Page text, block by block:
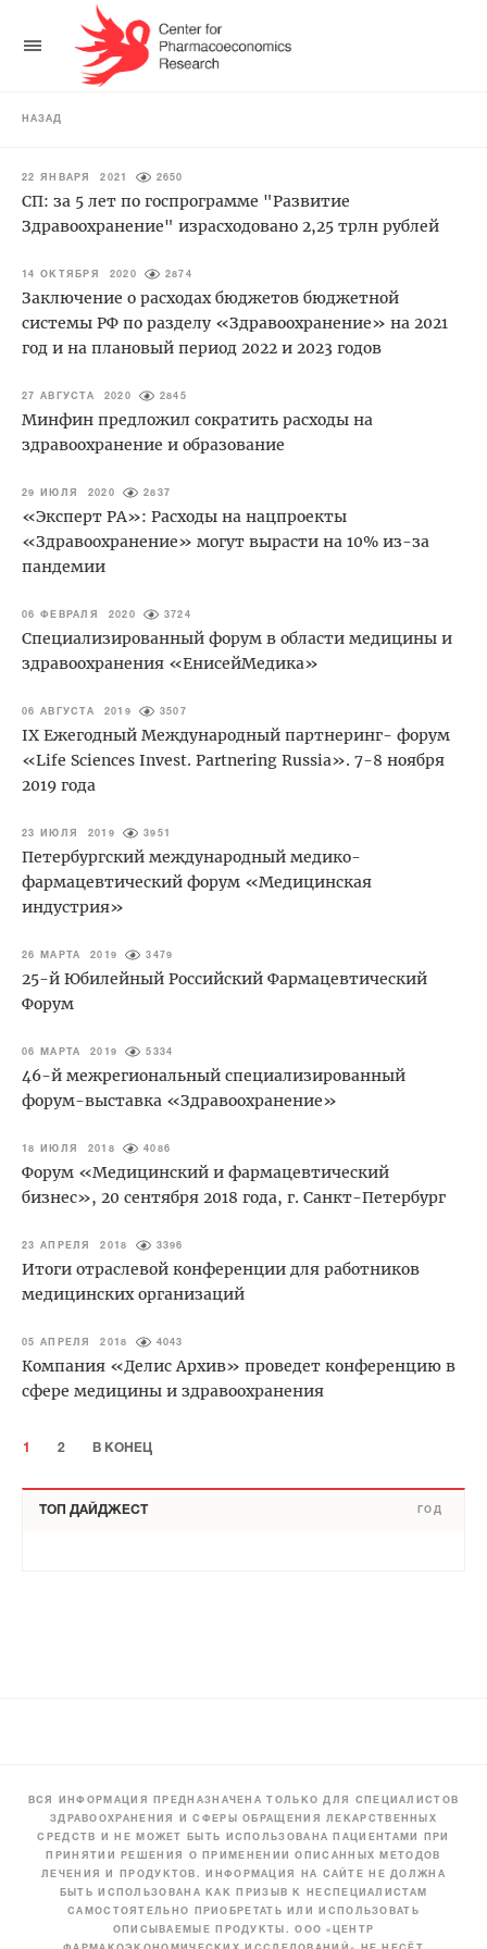
НАЗАД
22 ЯНВАРЯ 2021 2650
СП: за 5 лет по госпрограмме "Развитие
Здравоохранение" израсходовано 2,25 трлн рублей
14 ОКТЯБРЯ 2020 2874
Заключение о расходах бюджетов бюджетной
системы РФ по разделу «Здравоохранение» на 2021
год и на плановый период 2022 и 2023 годов
27 АВГУСТА 2020 2845
Минфин предложил сократить расходы на
здравоохранение и образование
29 ИЮЛЯ 2020 2837
«Эксперт РА»: Расходы на нацпроекты
«Здравоохранение» могут вырасти на 10% из-за
пандемии
06 ФЕВРАЛЯ 2020 3724
Специализированный форум в области медицины и
здравоохранения «ЕнисейМедика»
06 АВГУСТА 2019 3507
IХ Ежегодный Международный партнеринг- форум
«Life Sciences Invest. Partnering Russia». 7-8 ноября
2019 года
23 ИЮЛЯ 2019 3951
Петербургский международный медико-
фармацевтический форум «Медицинская
индустрия»
26 МАРТА 2019 3479
25-й Юбилейный Российский Фармацевтический
Форум
06 МАРТА 2019 5334
46-й межрегиональный специализированный
форум-выставка «Здравоохранение»
18 ИЮЛЯ 2018 4086
Форум «Медицинский и фармацевтический
бизнес», 20 сентября 2018 года, г. Санкт-Петербург
23 АПРЕЛЯ 2018 3396
Итоги отраслевой конференции для работников
медицинских организаций
05 АПРЕЛЯ 2018 4043
Компания «Делис Архив» проведет конференцию в
сфере медицины и здравоохранения
1 2 В КОНЕЦ
ТОП ДАЙДЖЕСТ ГОД
ВСЯ ИНФОРМАЦИЯ ПРЕДНАЗНАЧЕНА ТОЛЬКО ДЛЯ СПЕЦИАЛИСТОВ
ЗДРАВООХРАНЕНИЯ И СФЕРЫ ОБРАЩЕНИЯ ЛЕКАРСТВЕННЫХ
СРЕДСТВ И НЕ МОЖЕТ БЫТЬ ИСПОЛЬЗОВАНА ПАЦИЕНТАМИ ПРИ
ПРИНЯТИИ РЕШЕНИЯ О ПРИМЕНЕНИИ ОПИСАННЫХ МЕТОДОВ
ЛЕЧЕНИЯ И ПРОДУКТОВ. ИНФОРМАЦИЯ НА САЙТЕ НЕ ДОЛЖНА
БЫТЬ ИСПОЛЬЗОВАНА КАК ПРИЗЫВ К НЕСПЕЦИАЛИСТАМ
САМОСТОЯТЕЛЬНО ПРИОБРЕТАТЬ ИЛИ ИСПОЛЬЗОВАТЬ
ОПИСЫВАЕМЫЕ ПРОДУКТЫ. ООО «ЦЕНТР